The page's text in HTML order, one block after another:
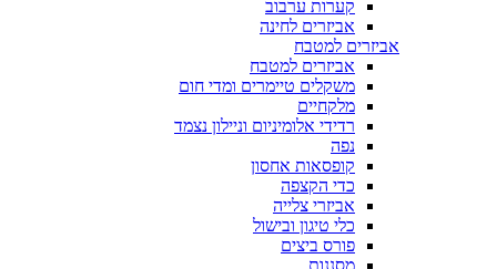
קערות ערבוב
אביזרים לחינה
אביזרים למטבח
אביזרים למטבח
משקלים טיימרים ומדי חום
מלקחיים
רדידי אלומיניום וניילון נצמד
נפה
קופסאות אחסון
כדי הקצפה
אביזרי צלייה
כלי טיגון ובישול
פורס ביצים